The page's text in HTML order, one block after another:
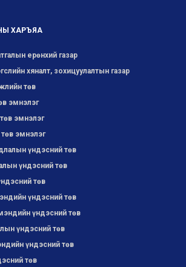
ХАРЪЯА
ерөнхий газар
хяналт, зохицуулалтын газар
төв
эмнэлэг
эмнэлэг
эмнэлэг
үндэсний төв
үндэсний төв
төв
үндэсний төв
үндэсний төв
үндэсний төв
үндэсний төв
төв